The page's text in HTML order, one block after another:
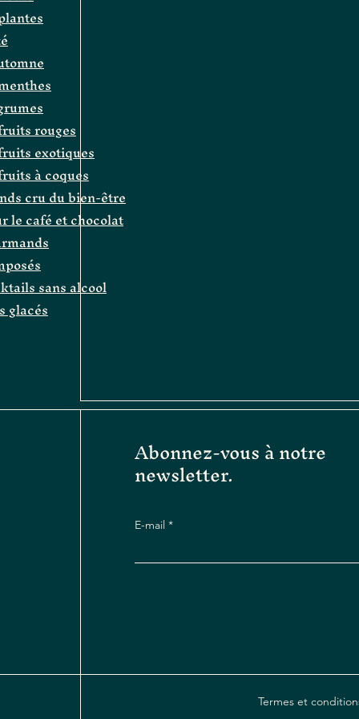
rouges
exotiques
à coques
cru du bien-être
le café et chocolat
sans alcool
glacés
Abonnez-vous à notre
newsletter.
E-mail
Termes et